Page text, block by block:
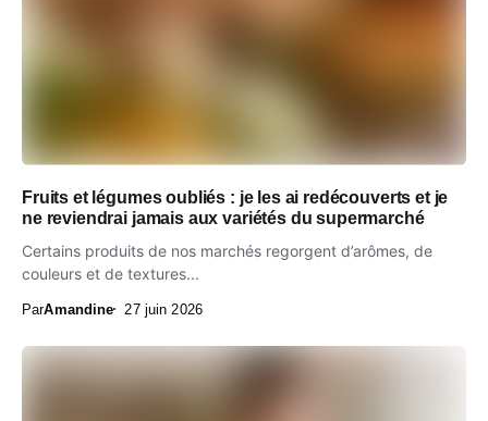
Fruits et légumes oubliés : je les ai redécouverts et je
ne reviendrai jamais aux variétés du supermarché
Certains produits de nos marchés regorgent d’arômes, de
couleurs et de textures...
ParAmandine 27 juin 2026